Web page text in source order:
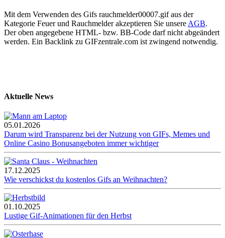
Mit dem Verwenden des Gifs rauchmelder00007.gif aus der
Kategorie Feuer und Rauchmelder akzeptieren Sie unsere AGB.
Der oben angegebene HTML- bzw. BB-Code darf nicht abgeändert
werden. Ein Backlink zu GIFzentrale.com ist zwingend notwendig.
Aktuelle News
05.01.2026
Darum wird Transparenz bei der Nutzung von GIFs, Memes und
Online Casino Bonusangeboten immer wichtiger
17.12.2025
Wie verschickst du kostenlos Gifs an Weihnachten?
01.10.2025
Lustige Gif-Animationen für den Herbst